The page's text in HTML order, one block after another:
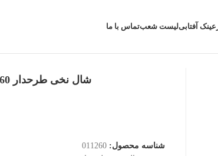
عینک آفتابیلیست شعبتماس با ما
شال نخی طرحدار 011260
شناسه محصول:011260